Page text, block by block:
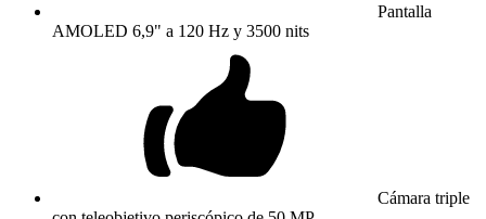
Pantalla
AMOLED 6,9" a 120 Hz y 3500 nits
Cámara triple